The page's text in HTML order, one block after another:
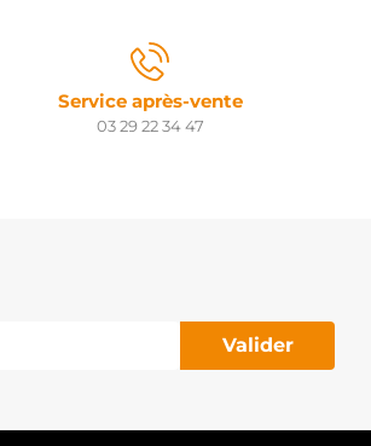
Service après-vente
03 29 22 34 47
Valider